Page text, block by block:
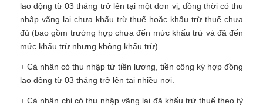
lao động từ 03 tháng trở lên tại một đơn vị, đồng thời có thu
nhập vãng lai chưa khấu trừ thuế hoặc khấu trừ thuế chưa
đủ (bao gồm trường hợp chưa đến mức khấu trừ và đã đến
mức khấu trừ nhưng không khấu trừ).
+ Cá nhân có thu nhập từ tiền lương, tiền công ký hợp đồng
lao động từ 03 tháng trở lên tại nhiều nơi.
+ Cá nhân chỉ có thu nhập vãng lai đã khấu trừ thuế theo tỷ